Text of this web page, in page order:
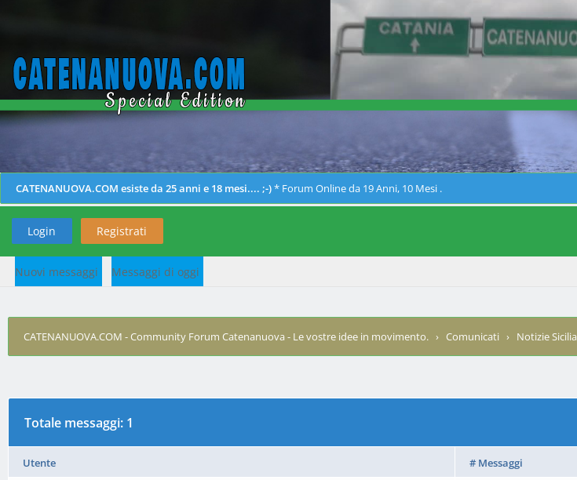
CATENANUOVA.COM esiste da 25 anni e 18 mesi.... ;-)* Forum Online da 19 Anni, 10 Mesi .
Login Registrati
Nuovi messaggi Messaggi di oggi
CATENANUOVA.COM - Community Forum Catenanuova - Le vostre idee in movimento. › Comunicati › Notizie Sicilia
Totale messaggi: 1
Utente # Messaggi